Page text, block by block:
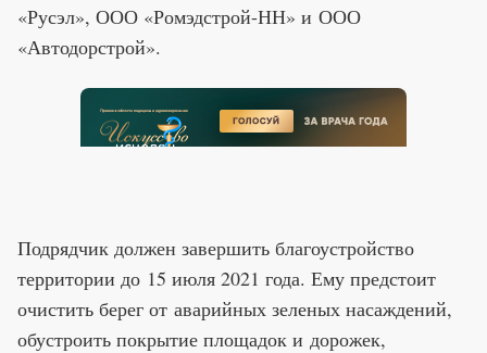
«Русэл», ООО «Ромэдстрой-НН» и ООО
«Автодорстрой».
Подрядчик должен завершить благоустройство
территории до 15 июля 2021 года. Ему предстоит
очистить берег от аварийных зеленых насаждений,
обустроить покрытие площадок и дорожек,